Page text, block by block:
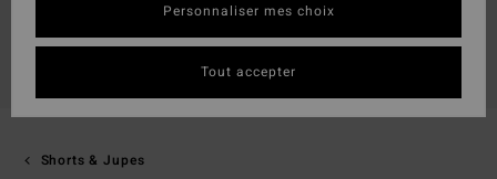
Shorts & Jupes
Personnaliser mes choix
Tout accepter